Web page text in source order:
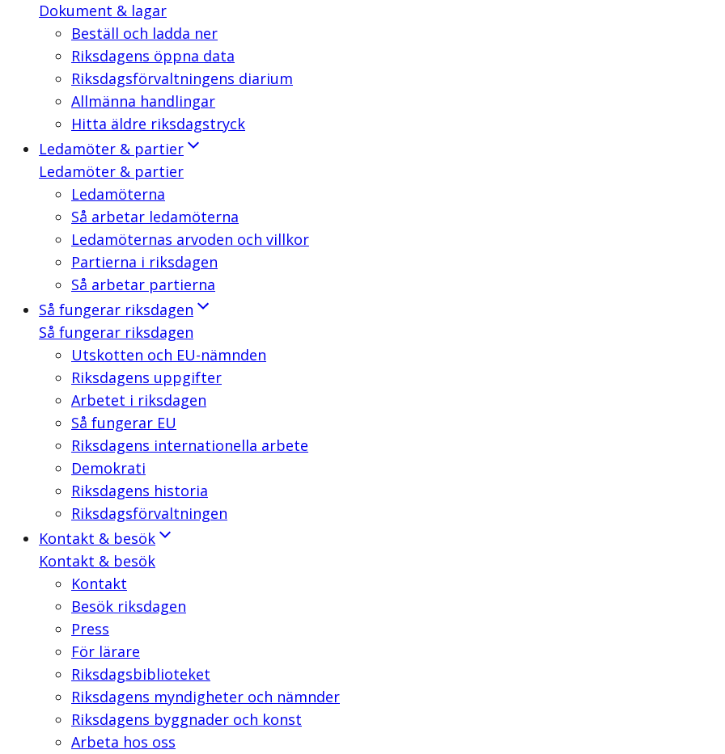
Dokument & lagar
Beställ och ladda ner
Riksdagens öppna data
Riksdagsförvaltningens diarium
Allmänna handlingar
Hitta äldre riksdagstryck
Ledamöter & partier
Ledamöter & partier
Ledamöterna
Så arbetar ledamöterna
Ledamöternas arvoden och villkor
Partierna i riksdagen
Så arbetar partierna
Så fungerar riksdagen
Så fungerar riksdagen
Utskotten och EU-nämnden
Riksdagens uppgifter
Arbetet i riksdagen
Så fungerar EU
Riksdagens internationella arbete
Demokrati
Riksdagens historia
Riksdagsförvaltningen
Kontakt & besök
Kontakt & besök
Kontakt
Besök riksdagen
Press
För lärare
Riksdagsbiblioteket
Riksdagens myndigheter och nämnder
Riksdagens byggnader och konst
Arbeta hos oss